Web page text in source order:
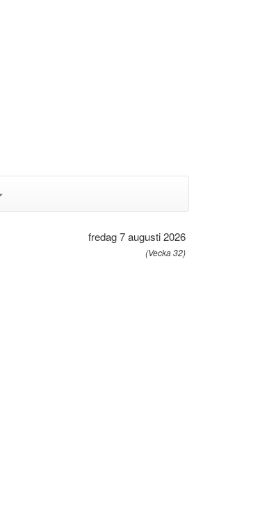
fredag 7 augusti 2026
(Vecka 32)